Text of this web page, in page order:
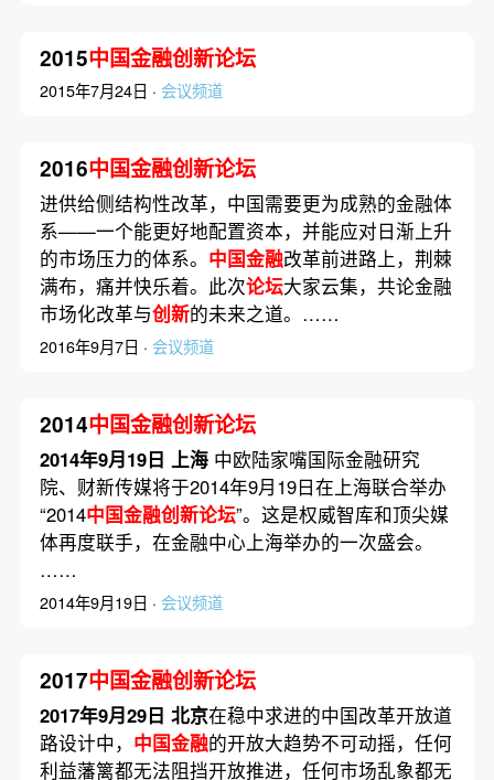
2015中国金融创新论坛
2015年7月24日 · 会议频道
2016中国金融创新论坛
进供给侧结构性改革，中国需要更为成熟的金融体
系——一个能更好地配置资本，并能应对日渐上升
的市场压力的体系。 中国金融改革前进路上，荆棘
满布，痛并快乐着。此次论坛大家云集，共论金融
市场化改革与创新的未来之道。……
2016年9月7日 · 会议频道
2014中国金融创新论坛
2014年9月19日 上海 中欧陆家嘴国际金融研究
院、财新传媒将于2014年9月19日在上海联合举办
“2014中国金融创新论坛”。这是权威智库和顶尖媒
体再度联手，在金融中心上海举办的一次盛会。
……
2014年9月19日 · 会议频道
2017中国金融创新论坛
2017年9月29日 北京在稳中求进的中国改革开放道
路设计中， 中国金融的开放大趋势不可动摇，任何
利益藩篱都无法阻挡开放推进，任何市场乱象都无